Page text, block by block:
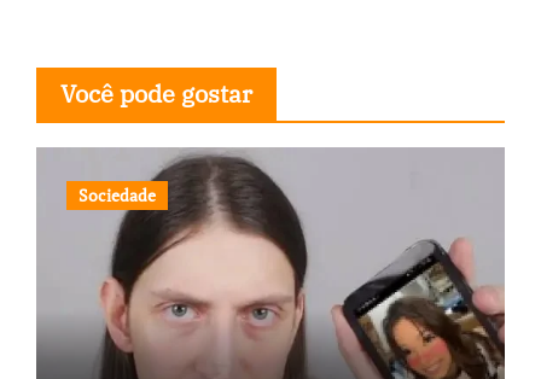
Você pode gostar
Sociedade